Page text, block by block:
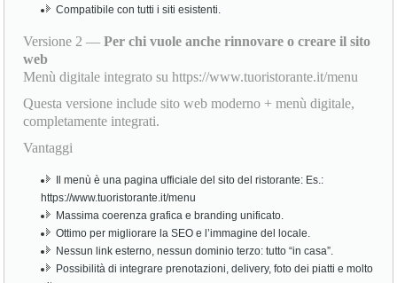
Compatibile con tutti i siti esistenti.
Versione 2 —Per chi vuole anche rinnovare o creare il sito
web
Menù digitale integrato su https://www.tuoristorante.it/menu
Questa versione include sito web moderno + menù digitale,
completamente integrati.
Vantaggi
Il menù è una pagina ufficiale del sito del ristorante: Es.:
https://www.tuoristorante.it/menu
Massima coerenza grafica e branding unificato.
Ottimo per migliorare la SEO e l’immagine del locale.
Nessun link esterno, nessun dominio terzo: tutto “in casa”.
Possibilità di integrare prenotazioni, delivery, foto dei piatti e molto